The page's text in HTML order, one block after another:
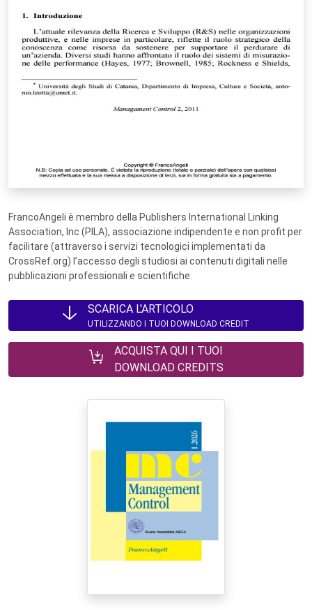
FrancoAngeli è membro della Publishers International Linking
Association, Inc (PILA), associazione indipendente e non profit per
facilitare (attraverso i servizi tecnologici implementati da
CrossRef.org) l’accesso degli studiosi ai contenuti digitali nelle
pubblicazioni professionali e scientifiche.
SCARICA L'ARTICOLO
UTILIZZANDO I TUOI DOWNLOAD CREDIT
ACQUISTA QUI I TUOI
DOWNLOAD CREDITS